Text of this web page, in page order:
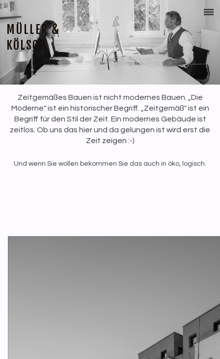
MÜLLER &
KÖLSCH
Zeitgemäßes Bauen ist nicht modernes Bauen. „Die
Moderne" ist ein historischer Begriff. „Zeitgemäß" ist ein
Begriff für den Stil der Zeit. Ein modernes Gebäude ist
zeitlos. Ob uns das hier und da gelungen ist wird erst die
Zeit zeigen :-)
Und wenn Sie wollen bekommen Sie das auch in öko, logisch.